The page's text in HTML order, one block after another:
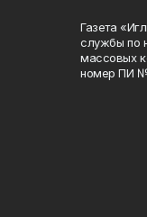
Газета
службы по
массовых
номер ПИ №